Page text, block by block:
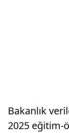
Bakanlık
2025 eğitim-